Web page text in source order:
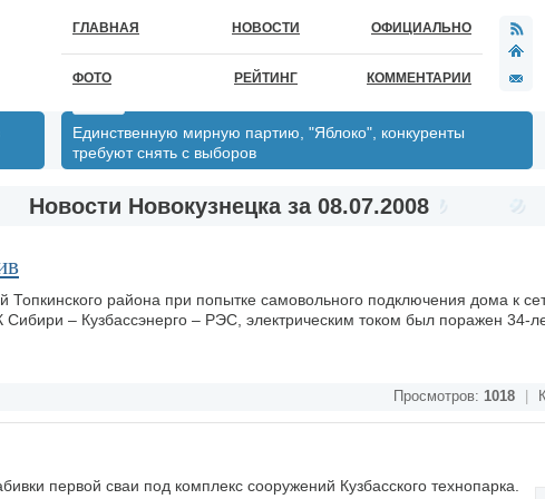
ГЛАВНАЯ НОВОСТИ ОФИЦИАЛЬНО
ФОТО РЕЙТИНГ КОММЕНТАРИИ
Единственную мирную партию, "Яблоко", конкуренты
требуют снять с выборов
Новости Новокузнецка за 08.07.2008
Топкинского района при попытке самовольного подключения дома к
– Кузбассэнерго – РЭС, электрическим током был поражен 34-
Просмотров: 1018
первой сваи под комплекс сооружений Кузбасского технопарка.